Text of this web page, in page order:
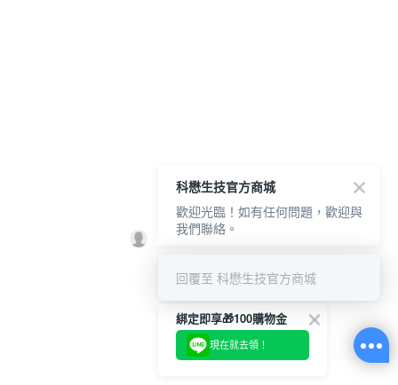
綁定即享🎁100購物金
現在就去領！
科懋生技官方商城
歡迎光臨！如有任何問題，歡迎與
我們聯絡。
回覆至 科懋生技官方商城